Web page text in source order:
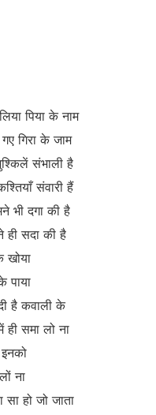
पिया के नाम
गए गिरा के जाम
संभाली है
संवारी हैं
भी दगा की है
ही सदा की है
खोया
पाया
है कवाली के
समा लो ना
ना
सा हो जो जाता